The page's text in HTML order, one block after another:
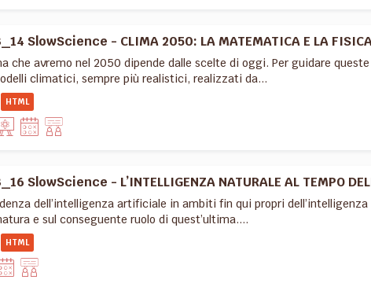
SlowScience - CLIMA 2050: LA MATEMATICA E LA FISICA
che avremo nel 2050 dipende dalle scelte di oggi. Per guidare
climatici, sempre più realistici, realizzati da...
HTML
SlowScience - L’INTELLIGENZA NATURALE AL TEMPO
dell’intelligenza artificiale in ambiti fin qui propri
e sul conseguente ruolo di quest’ultima....
HTML